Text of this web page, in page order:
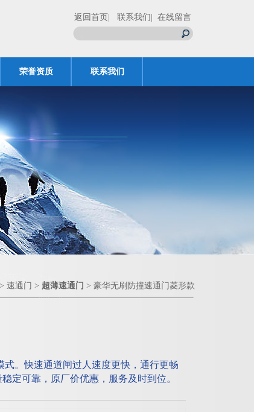
返回首页 | 联系我们 | 在线留言
荣誉资质 联系我们
> 速通门 > 超薄速通门 > 豪华无刷防撞速通门菱形款
。快速通道闸过人速度更快，通行更畅
定可靠，原厂价优惠，服务及时到位。